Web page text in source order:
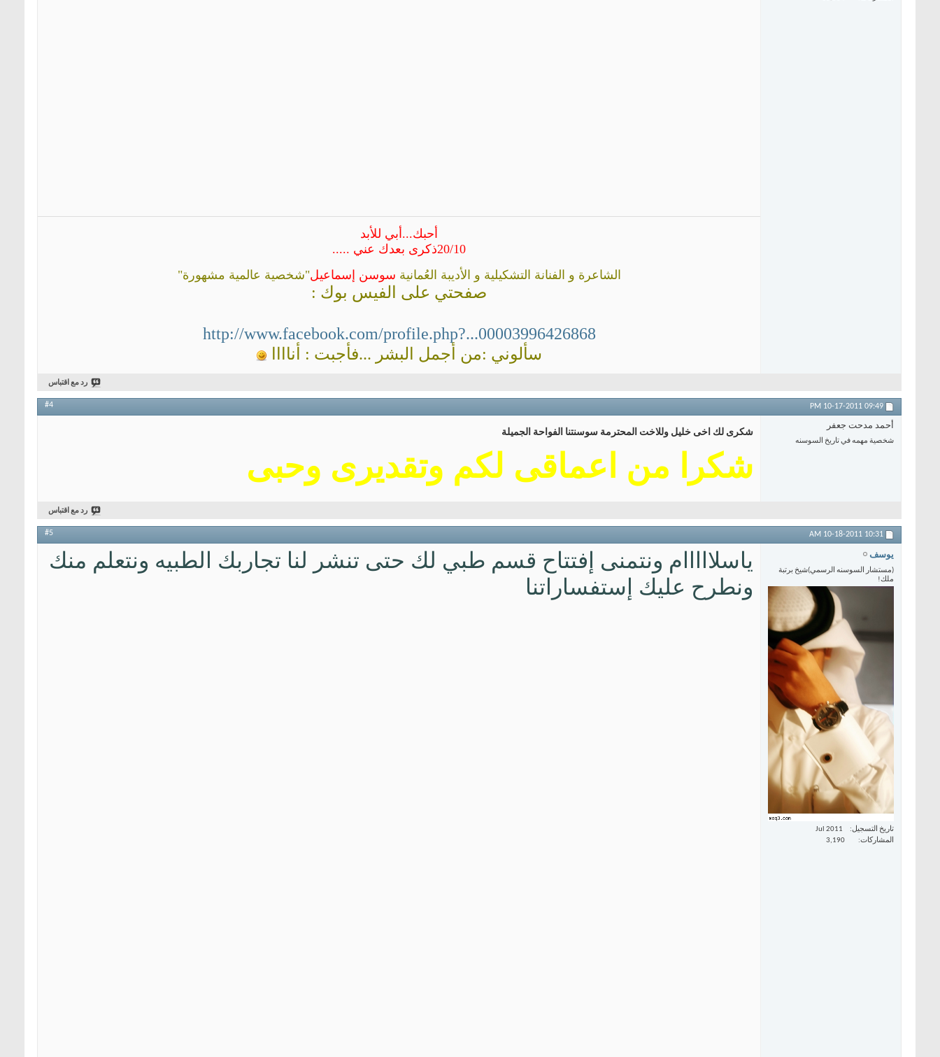
أحبك...أبي للأبد
20/10ذكرى بعدك عني .....
الشاعرة و الفنانة التشكيلية و الأديبة العُمانية سوسن إسماعيل"شخصية عالمية مشهورة"
صفحتي على الفيس بوك :
http://www.facebook.com/profile.php?...00003996426868
سألوني :من أجمل البشر ...فأجبت : أناااا
رد مع اقتباس
10-17-2011 09:49 PM
#4
أحمد مدحت جعفر
شخصية مهمه في تاريخ السوسنه
شكرى لك اخى خليل وللاخت المحترمة سوسنتنا الفواحة الجميلة
شكرا من اعماقى لكم وتقديرى وحبى
رد مع اقتباس
10-18-2011 10:31 AM
#5
يوسف
(مستشار السوسنه الرسمي)شيخ برتبة
ملك!
تاريخ التسجيل
Jul 2011
المشاركات
3,190
ياسلااااام ونتمنى إفتتاح قسم طبي لك حتى تنشر لنا تجاربك الطبيه ونتعلم منك
ونطرح عليك إستفساراتنا